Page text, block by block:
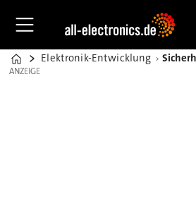
Home
Elektronik-Entwicklung
ANZEIGE
ANZEIGE